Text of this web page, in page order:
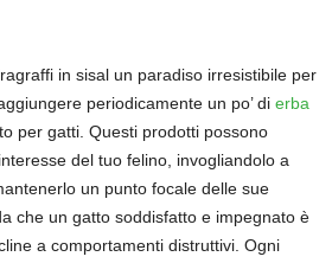
in sisal un paradiso irresistibile per
periodicamente un po’ di erba
per gatti. Questi prodotti possono
del tuo felino, invogliandolo a
un punto focale delle sue
che un gatto soddisfatto e impegnato è
a comportamenti distruttivi. Ogni